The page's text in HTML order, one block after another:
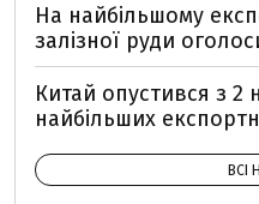
На найбільшому
залізної руди
Китай опустився з 2
найбільших
ВСІ